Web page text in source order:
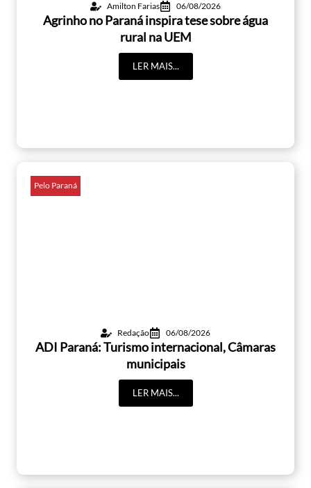
Amilton Farias 06/08/2026
Agrinho no Paraná inspira tese sobre água
rural na UEM
LER MAIS...
Pelo Paraná
Redação 06/08/2026
ADI Paraná: Turismo internacional, Câmaras
municipais
LER MAIS...